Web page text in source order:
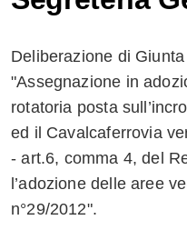
network
Deliberazione di
"Assegnazione in
rotatoria posta
ed il Cavalcaferrovia
- art.6, comma 4, del
l’adozione delle aree
n°29/2012".